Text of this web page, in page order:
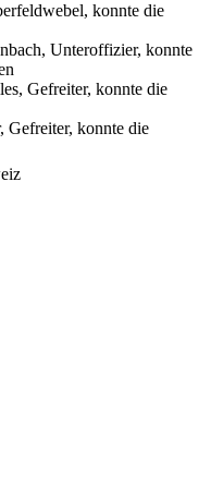
konnte die
Unteroffizier, konnte
Gefreiter, konnte die
Gefreiter, konnte die